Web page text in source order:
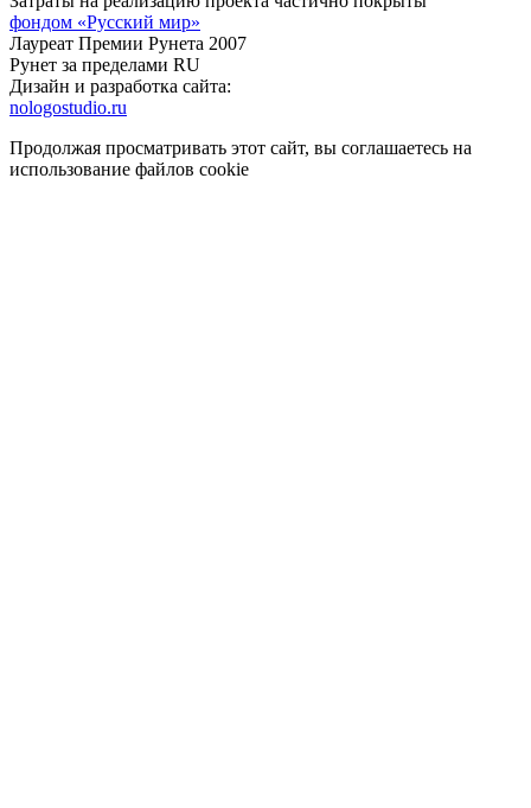
фондом «Русский мир»
Лауреат Премии Рунета 2007
Рунет за пределами RU
Дизайн и разработка сайта:
nologostudio.ru
Продолжая просматривать этот сайт, вы соглашаетесь на
использование файлов cookie